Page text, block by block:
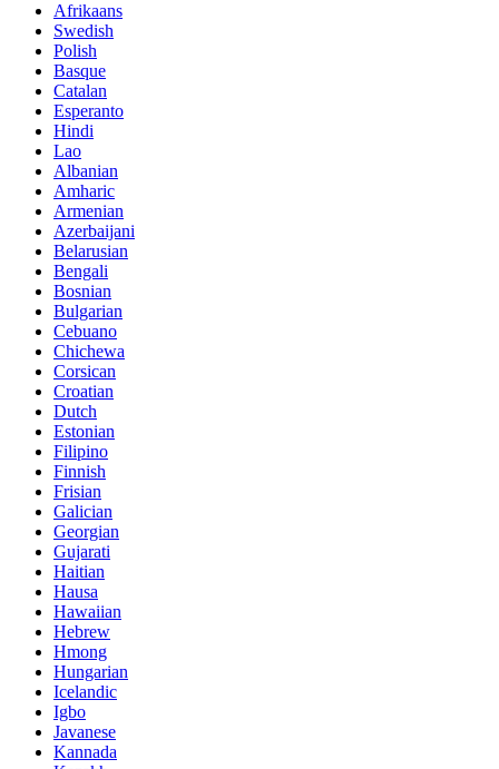
Afrikaans
Swedish
Polish
Basque
Catalan
Esperanto
Hindi
Lao
Albanian
Amharic
Armenian
Azerbaijani
Belarusian
Bengali
Bosnian
Bulgarian
Cebuano
Chichewa
Corsican
Croatian
Dutch
Estonian
Filipino
Finnish
Frisian
Galician
Georgian
Gujarati
Haitian
Hausa
Hawaiian
Hebrew
Hmong
Hungarian
Icelandic
Igbo
Javanese
Kannada